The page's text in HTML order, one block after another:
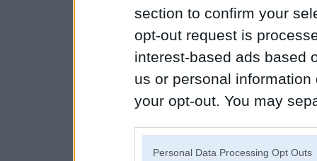
section to confirm your
opt-out request is
interest-based ads based
us or personal
your opt-out. You may
Personal Data Processing Opt Outs